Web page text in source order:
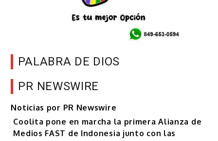
PALABRA DE DIOS
PR NEWSWIRE
Noticias por PR Newswire
Coolita pone en marcha la primera Alianza de
Medios FAST de Indonesia junto con las